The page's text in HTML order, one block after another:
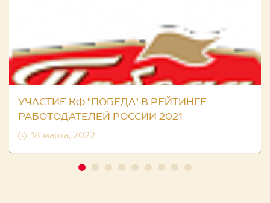
УЧАСТИЕ КФ "ПОБЕДА" В РЕЙТИНГЕ
РАБОТОДАТЕЛЕЙ РОССИИ 2021
18 марта, 2022